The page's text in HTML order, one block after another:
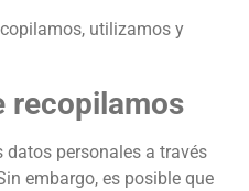
utilizamos y
recopilamos
personales a través
embargo, es posible que